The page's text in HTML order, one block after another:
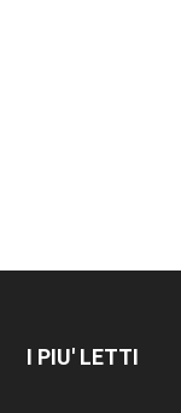
I PIU' LETTI